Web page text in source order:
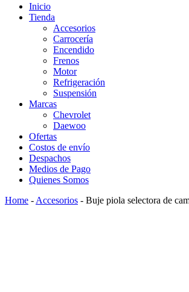
Inicio
Tienda
Accesorios
Carrocería
Encendido
Frenos
Motor
Refrigeración
Suspensión
Marcas
Chevrolet
Daewoo
Ofertas
Costos de envío
Despachos
Medios de Pago
Quienes Somos
Home - Accesorios - Buje piola selectora de